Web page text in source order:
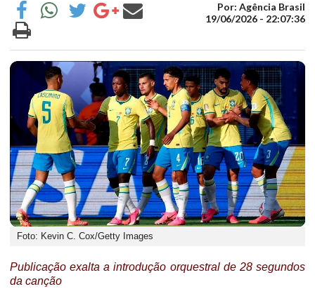
Por: Agência Brasil
19/06/2026 - 22:07:36
Foto: Kevin C. Cox/Getty Images
Publicação exalta a introdução orquestral de 28 segundos
da canção